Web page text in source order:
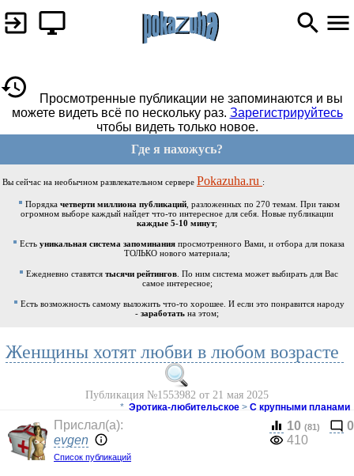
Просмотренные публикации не запоминаются и вы
можете видеть всё по нескольку раз. Зарегистрируйтесь
чтобы видеть только новое.
Где я нахожусь?
Вы сейчас на необычном развлекательном сервере Pokazuha.ru :
Порядка четверти миллиона публикаций, разложенных по 270 темам. При таком
огромном выборе каждый найдет что-то интересное для себя. Новые публикации
каждые 5-10 минут;
Есть уникальная система запоминания просмотренного Вами, и отбора для показа
ТОЛЬКО нового материала;
Ежедневно ставятся тысячи рейтингов . По ним система может выбирать для Вас
самое интересное;
Есть возможность самому выложить что-то хорошее. И если это понравится народу
- заработать на этом;
Женщины хотят любви в любом возрасте
Публикация №1553982 от 21 мая 2025
* Эротика-любительское > С крупными планами
Прислал(a):
evgen
Список публикаций
10 (81)
0
410